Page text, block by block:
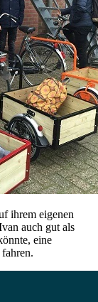
ihrem eigenen
auch gut als
eine